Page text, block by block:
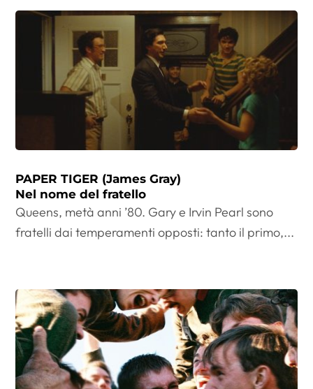
PAPER TIGER (James Gray)
Nel nome del fratello
Queens, metà anni ’80. Gary e Irvin Pearl sono
fratelli dai temperamenti opposti: tanto il primo,...